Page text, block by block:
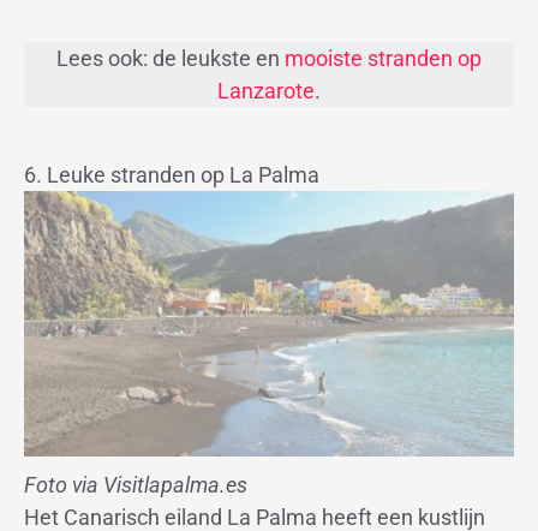
Lees ook: de leukste en mooiste stranden op
Lanzarote.
6. Leuke stranden op La Palma
Foto via Visitlapalma.es
Het Canarisch eiland La Palma heeft een kustlijn